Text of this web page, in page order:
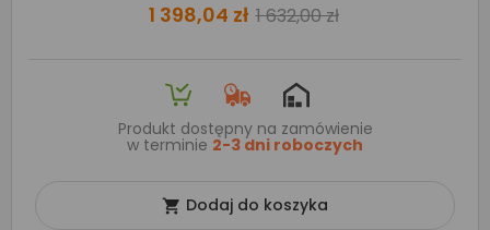
1 398,04 zł 1 632,00 zł
Produkt dostępny na zamówienie
w terminie 2-3 dni roboczych
 Dodaj do koszyka